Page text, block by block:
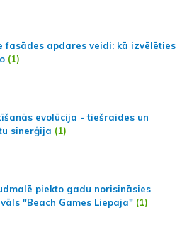
fasādes apdares veidi: kā izvēlēties
(1)
evolūcija - tiešraides un
sinerģija (1)
piekto gadu norisināsies
"Beach Games Liepaja" (1)